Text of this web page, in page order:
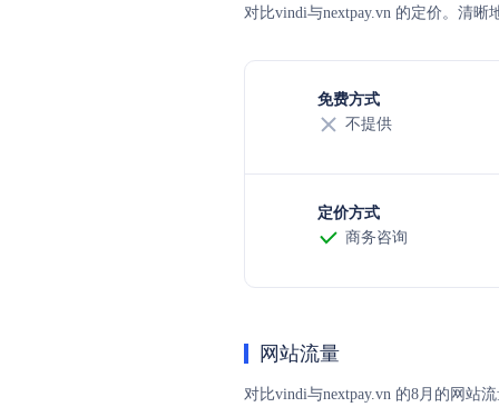
对比vindi与nextpay.vn 的定价。清
免费方式
不提供
定价方式
商务咨询
网站流量
对比vindi与nextpay.vn 的8月的网站